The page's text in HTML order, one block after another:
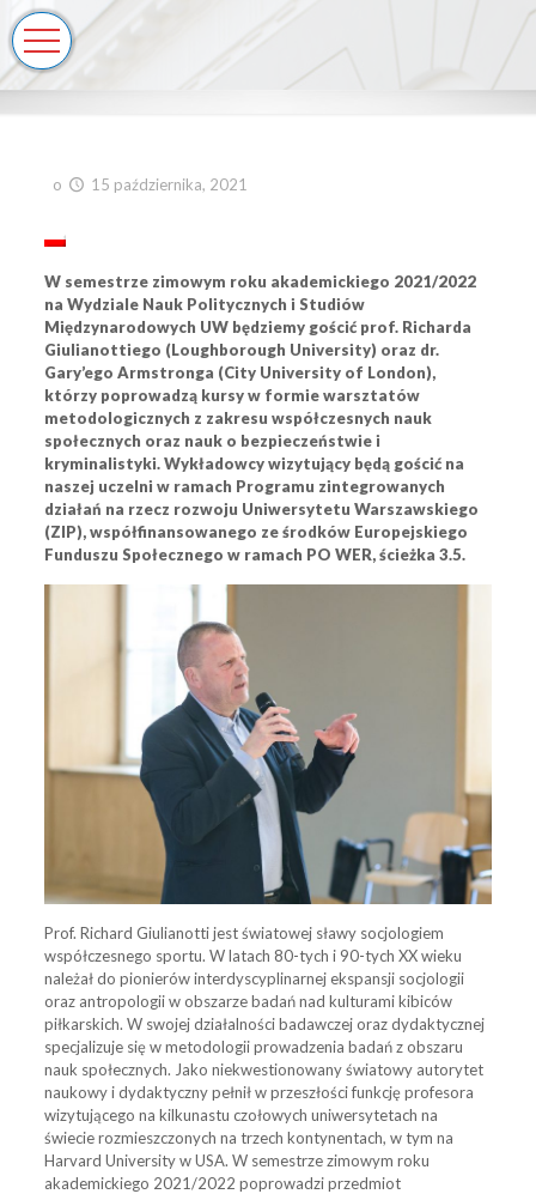
o 15 października, 2021
W semestrze zimowym roku akademickiego 2021/2022
na Wydziale Nauk Politycznych i Studiów
Międzynarodowych UW będziemy gościć prof. Richarda
Giulianottiego (Loughborough University) oraz dr.
Gary’ego Armstronga (City University of London),
którzy poprowadzą kursy w formie warsztatów
metodologicznych z zakresu współczesnych nauk
społecznych oraz nauk o bezpieczeństwie i
kryminalistyki. Wykładowcy wizytujący będą gościć na
naszej uczelni w ramach Programu zintegrowanych
działań na rzecz rozwoju Uniwersytetu Warszawskiego
(ZIP), współfinansowanego ze środków Europejskiego
Funduszu Społecznego w ramach PO WER, ścieżka 3.5.
Prof. Richard Giulianotti jest światowej sławy socjologiem
współczesnego sportu. W latach 80-tych i 90-tych XX wieku
należał do pionierów interdyscyplinarnej ekspansji socjologii
oraz antropologii w obszarze badań nad kulturami kibiców
piłkarskich. W swojej działalności badawczej oraz dydaktycznej
specjalizuje się w metodologii prowadzenia badań z obszaru
nauk społecznych. Jako niekwestionowany światowy autorytet
naukowy i dydaktyczny pełnił w przeszłości funkcję profesora
wizytującego na kilkunastu czołowych uniwersytetach na
świecie rozmieszczonych na trzech kontynentach, w tym na
Harvard University w USA. W semestrze zimowym roku
akademickiego 2021/2022 poprowadzi przedmiot